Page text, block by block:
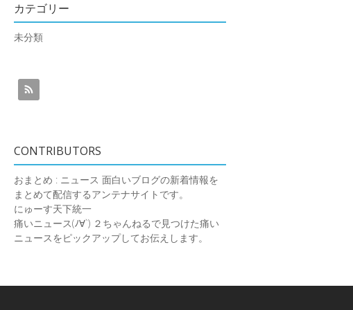
カテゴリー
未分類
CONTRIBUTORS
おまとめ : ニュース 面白いブログの新着情報を
まとめて配信するアンテナサイトです。
にゅーす天下統一
痛いニュース(ﾉ∀`) ２ちゃんねるで見つけた痛い
ニュースをピックアップしてお伝えします。